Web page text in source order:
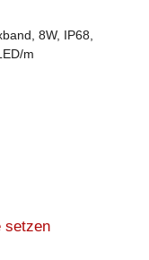
8W, IP68,
m
setzen